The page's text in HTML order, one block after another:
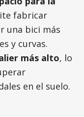
fabricar
una bici más
y curvas.
más alto, lo
en el suelo.